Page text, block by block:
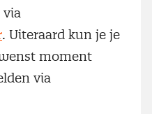
via
. Uiteraard kun je je
moment
via